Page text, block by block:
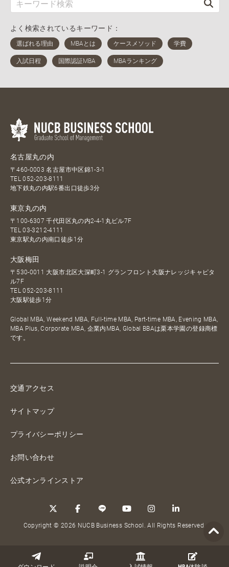
よく検索されているキーワード：
名古屋丸の内
〒460-0003 名古屋市中区錦1-3-1
TEL052-203-8111
地下鉄丸の内駅6番出口徒歩3分
東京丸の内
〒100-6307 千代田区丸の内2-4-1丸ビル7F
TEL03-3212-4111
東京駅丸の内南口徒歩1分
大阪梅田
〒530-0011 大阪市北区大深町3-1 グランフロント大阪ナレッジキャピタ
ル7F
TEL052-203-8111
大阪駅徒歩1分
Global MBA, Weekend MBA, Full-time MBA, Part-time MBA, Evening MBA,
MBA Plus, Corporate MBA, 企業内MBA, Global BBAは栗本学園の登録商標
です。
交通アクセス
サイトマップ
プライバシーポリシー
お問い合わせ
公式オンラインストア
Copyright © 2026 NUCB Business School. All Rights Reserved.